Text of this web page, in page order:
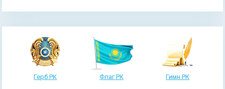
Герб РК Флаг РК Гимн РК